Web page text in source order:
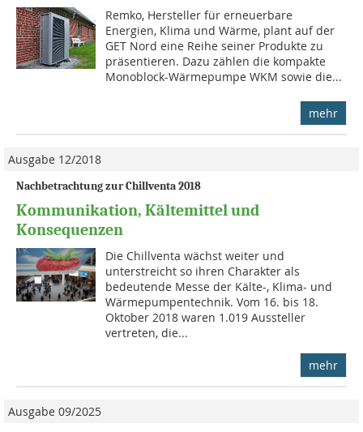
Remko, Hersteller für erneuerbare
Energien, Klima und Wärme, plant auf der
GET Nord eine Reihe seiner Produkte zu
präsentieren. Dazu zählen die kompakte
Monoblock-Wärmepumpe WKM sowie die...
mehr
Ausgabe 12/2018
Nachbetrachtung zur Chillventa 2018
Kommunikation, Kältemittel und
Konsequenzen
Die Chillventa wächst weiter und
unterstreicht so ihren Charakter als
bedeutende Messe der Kälte-, Klima- und
Wärmepumpentechnik. Vom 16. bis 18.
Oktober 2018 waren 1.019 Aussteller
vertreten, die...
mehr
Ausgabe 09/2025